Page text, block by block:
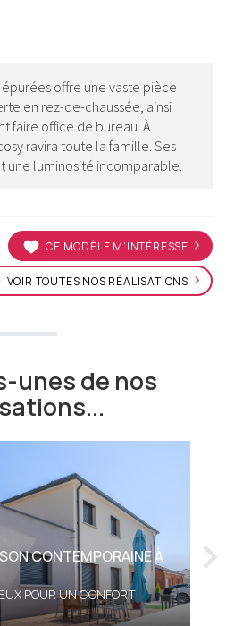
offre une vaste pièce
en rez-de-chaussée, ainsi
faire office de bureau. À
ravira toute la famille. Ses
une luminosité incomparable.
CE MODÈLE M'INTÉRESSE
VOIR TOUTES NOS RÉALISATIONS
unes de nos
CONTEMPORAINE À
POUR UN CONFORT